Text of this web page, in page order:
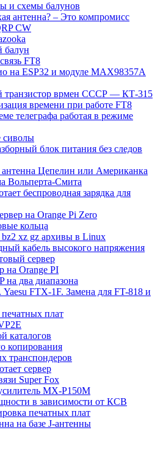
и схемы балунов
антенна? – Это компромисс
CW
балун
FT8
на ESP32 и модуле MAX98357A
транзистор врмен СССР — КТ-315
времени при работе FT8
телеграфа работая в режиме
сиволы
блок питания без следов
Цепелин или Американка
Вольперта-Смита
беспроводная зарядка для
на Orange Pi Zero
кольца
bz2 xz gz архивы в Linux
кабель высокого напряжения
сервер
на Orange PI
два диапазона
FTX-1F. Замена для FT-818 и
плат
каталогов
копирования
транспондеров
сервер
Super Fox
MX-P150M
в зависимости от КСВ
печатных плат
на базе J-антенны